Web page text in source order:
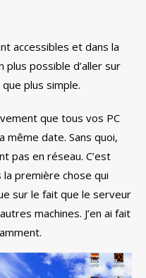
accessibles et dans la
plus possible d’aller sur
plus simple.
que tous vos PC
même date. Sans quoi,
pas en réseau. C’est
la première chose qui
sur le fait que le serveur
machines. J’en ai fait